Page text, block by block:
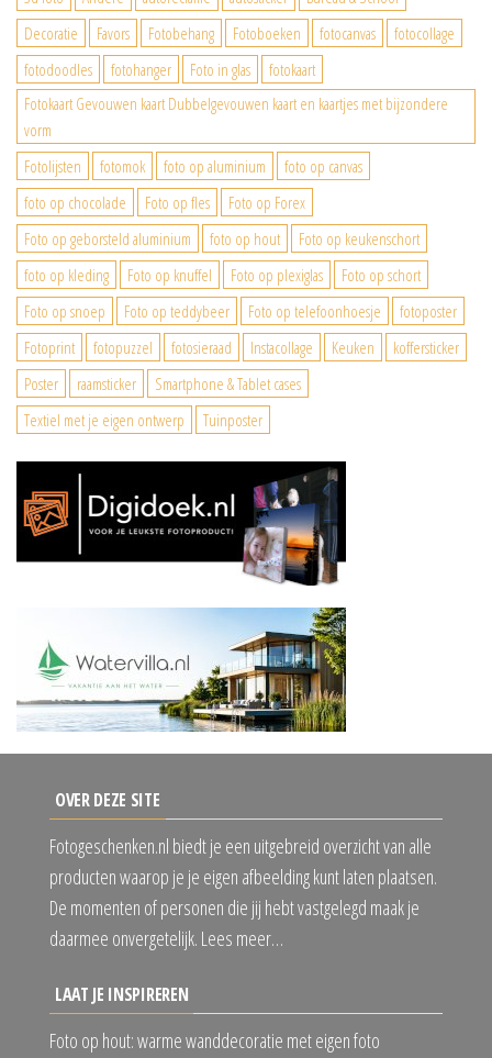
Decoratie
Favors Fotobehang Fotoboeken fotocanvas
fotocollage
fotodoodles
fotohanger Foto in glas
fotokaart
Fotokaart Gevouwen kaart Dubbelgevouwen kaart en kaartjes met bijzondere
vorm
Fotolijsten
fotomok foto op aluminium
foto op canvas
foto op chocolade
Foto op fles
Foto op Forex
Foto op geborsteld aluminium
foto op hout
Foto op keukenschort
foto op kleding
Foto op knuffel Foto op plexiglas
Foto op schort
Foto op snoep
Foto op teddybeer Foto op telefoonhoesje
fotoposter
Fotoprint
fotopuzzel fotosieraad Instacollage Keuken
koffersticker
Poster
raamsticker
Smartphone & Tablet cases
Textiel met je eigen ontwerp
Tuinposter
OVER DEZE SITE
Fotogeschenken.nl biedt je een uitgebreid overzicht van alle
producten waarop je je eigen afbeelding kunt laten plaatsen.
De momenten of personen die jij hebt vastgelegd maak je
daarmee onvergetelijk. Lees meer…
LAAT JE INSPIREREN
Foto op hout: warme wanddecoratie met eigen foto